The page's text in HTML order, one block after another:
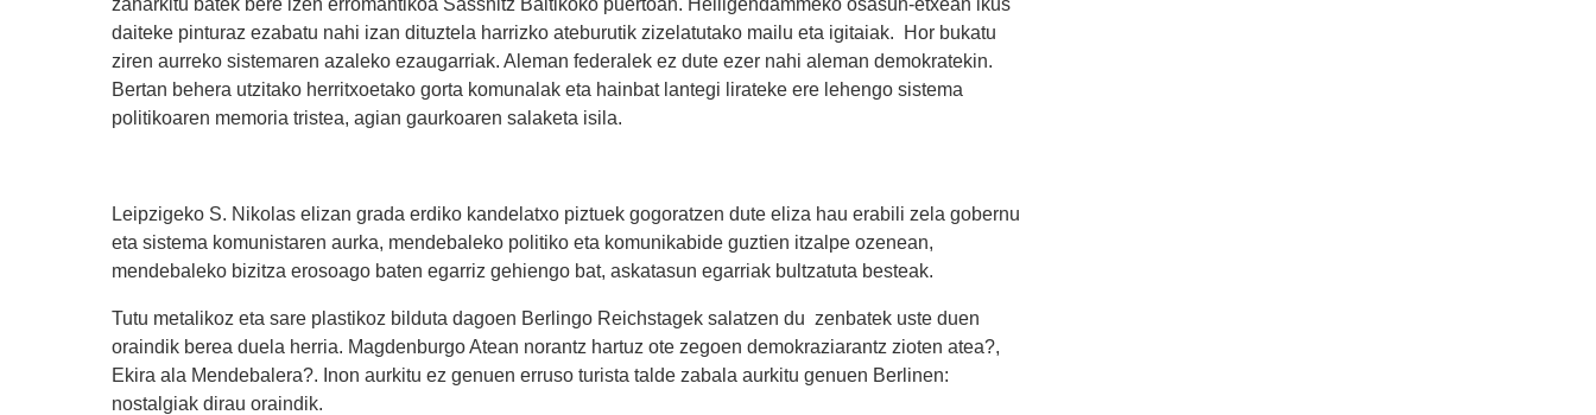
daiteke pinturaz ezabatu nahi izan dituztela harrizko ateburutik zizelatutako mailu eta igitaiak. Hor bukatu
ziren aurreko sistemaren azaleko ezaugarriak. Aleman federalek ez dute ezer nahi aleman demokratekin.
Bertan behera utzitako herritxoetako gorta komunalak eta hainbat lantegi lirateke ere lehengo sistema
politikoaren memoria tristea, agian gaurkoaren salaketa isila.
Leipzigeko S. Nikolas elizan grada erdiko kandelatxo piztuek gogoratzen dute eliza hau erabili zela gobernu
eta sistema komunistaren aurka, mendebaleko politiko eta komunikabide guztien itzalpe ozenean,
mendebaleko bizitza erosoago baten egarriz gehiengo bat, askatasun egarriak bultzatuta besteak.
Tutu metalikoz eta sare plastikoz bilduta dagoen Berlingo Reichstagek salatzen du zenbatek uste duen
oraindik berea duela herria. Magdenburgo Atean norantz hartuz ote zegoen demokraziarantz zioten atea?,
Ekira ala Mendebalera?. Inon aurkitu ez genuen erruso turista talde zabala aurkitu genuen Berlinen:
nostalgiak dirau oraindik.